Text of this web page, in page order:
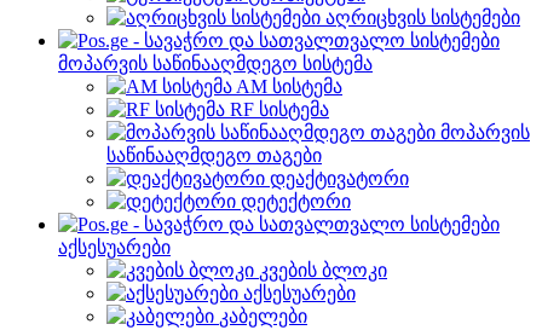
აღრიცხვის სისტემები
მოპარვის საწინააღმდეგო სისტემა
AM სისტემა
RF სისტემა
მოპარვის
საწინააღმდეგო თაგები
დეაქტივატორი
დეტექტორი
აქსესუარები
კვების ბლოკი
აქსესუარები
კაბელები